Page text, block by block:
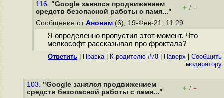
116. "Google занялся продвижением
средств безопасной работы с памя..."
+ / –
Сообщение от Аноним (6), 19-Фев-21, 11:29
Я определенно пропустил этот момент. Что
мелкософт рассказывал про фроктала?
Ответить Правка| К родителю #78 Наверх
Cообщить
модератору
103. "Google занялся продвижением
средств безопасной работы с памя..."
+ / –